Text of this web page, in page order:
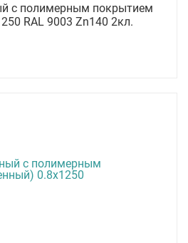
с полимерным покрытием
RAL 9003 Zn140 2кл.